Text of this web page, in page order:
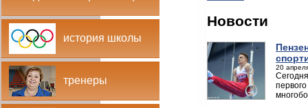
история школы
тренеры
Новости
20